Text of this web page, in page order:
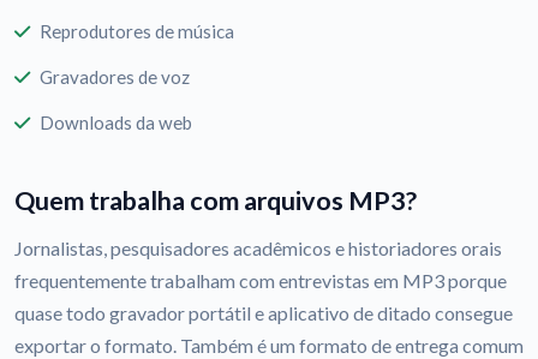
Reprodutores de música
Gravadores de voz
Downloads da web
Quem trabalha com arquivos MP3?
Jornalistas, pesquisadores acadêmicos e historiadores orais
frequentemente trabalham com entrevistas em MP3 porque
quase todo gravador portátil e aplicativo de ditado consegue
exportar o formato. Também é um formato de entrega comum